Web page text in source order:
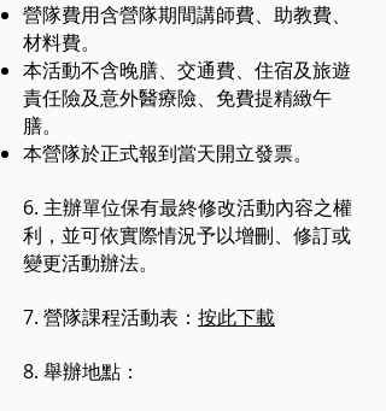
營隊費用含營隊期間講師費、助教費、
材料費。
本活動不含晚膳、交通費、住宿及旅遊
責任險及意外醫療險、免費提精緻午
膳。
本營隊於正式報到當天開立發票。
6. 主辦單位保有最終修改活動內容之權
利，並可依實際情況予以增刪、修訂或
變更活動辦法。
7. 營隊課程活動表： 按此下載
8. 舉辦地點：